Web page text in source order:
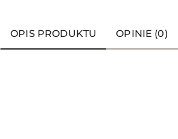
OPIS PRODUKTU OPINIE (0)